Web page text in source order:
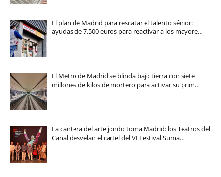
El plan de Madrid para rescatar el talento sénior:
ayudas de 7.500 euros para reactivar a los mayore…
El Metro de Madrid se blinda bajo tierra con siete
millones de kilos de mortero para activar su prim…
La cantera del arte jondo toma Madrid: los Teatros del
Canal desvelan el cartel del VI Festival Suma…